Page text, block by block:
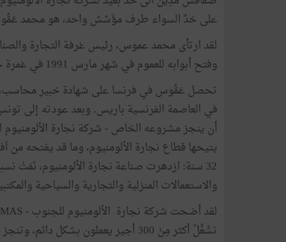
على حَدِّ السواء طرف مؤَسِّسٌ واحد، هو محمد
وفتح أبوابه للعموم في شهر مارس 1991 في غمرة حرب الخليج ، وحقق نجاحا باهرا.
تحصل عَمُّوس في فرنسا على شهادة خبير محاسب،
في العاصمة الفرنسية باريس. وبعد عودته إلى
يتيحها قطاع نجارة الألومنيوم، وما قد يفتحه
32 سنة: ازدهرت صناعة نجارة الألومنيوم،
والاستعمالات المنزلية والتجارية والسياحية
تشَغِّلُ أكثر مِنْ 300 أجير يعملون بشكل دائم، وتنجز رقم معاملات بمقدار جملي يُقَدَّرُ ب 27 مليون دينار.